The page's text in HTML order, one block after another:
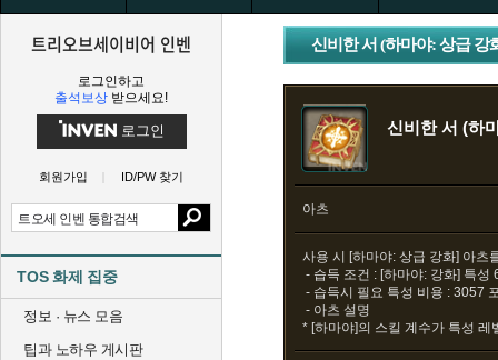
트리오브세이비어 인벤
로그인하고
출석보상 받으세요!
로그인
회원가입 ID/PW 찾기
TOS 화제 집중
정보 · 뉴스 모음
팁과 노하우 게시판
신비한 서 (하마야: 상급 강
신비한 서 (하
아츠
사용 시 [하마야: 상급 강화] 아츠
- 습득 조건 : [하마야: 강화] 특성
- 습득시 필요 특성 비용 : 3057
- 아츠 설명
* [하마야]의 스킬 계수가 특성 레